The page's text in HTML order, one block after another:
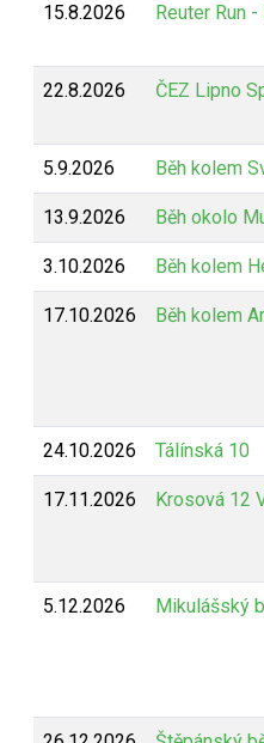
15.8.2026 Reuter Run
22.8.2026 ČEZ Lipno
5.9.2026 Běh kolem
13.9.2026 Běh okolo
3.10.2026 Běh kolem
17.10.2026 Běh kolem
24.10.2026 Tálínská 10
17.11.2026 Krosová 12
5.12.2026 Mikulášský